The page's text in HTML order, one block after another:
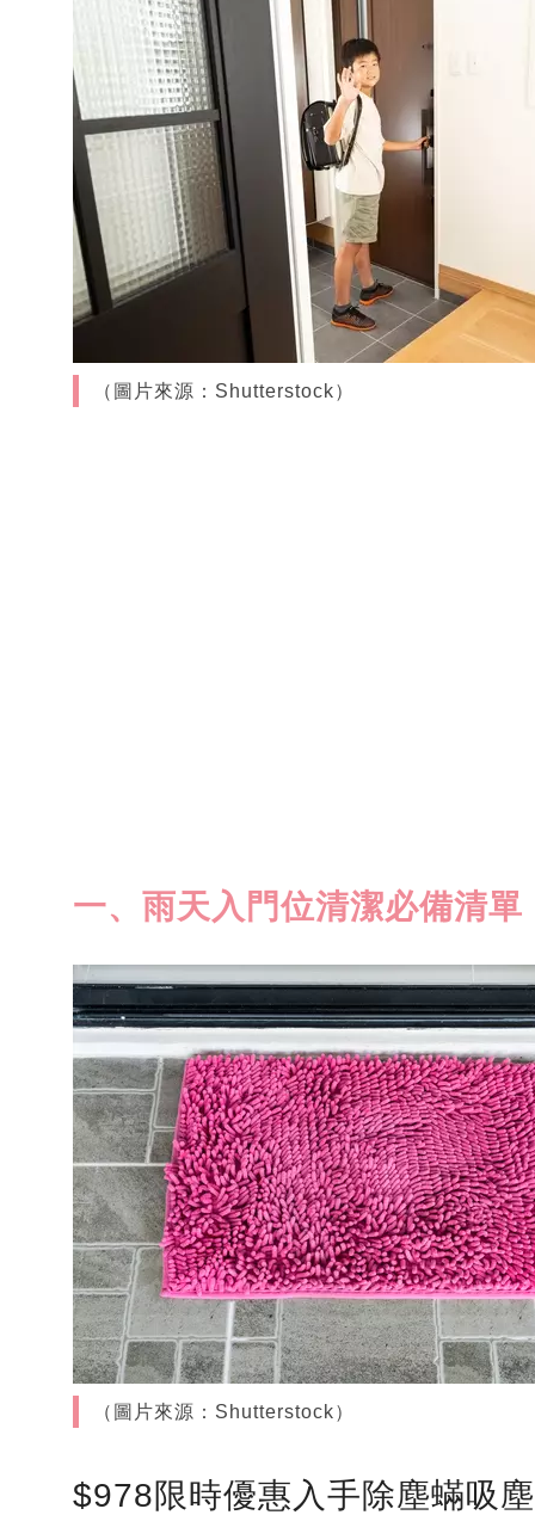
（圖片來源：Shutterstock）
一、雨天入門位清潔必備清單
（圖片來源：Shutterstock）
$978限時優惠入手除塵蟎吸